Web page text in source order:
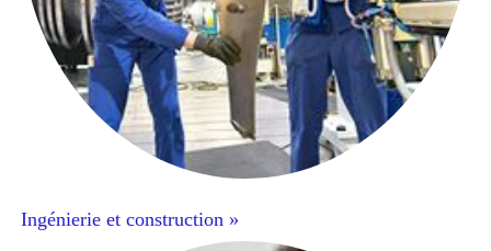
Ingénierie et construction »